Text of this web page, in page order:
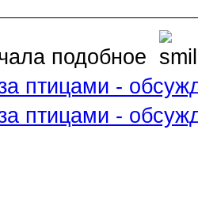
подобное
птицами -
птицами -